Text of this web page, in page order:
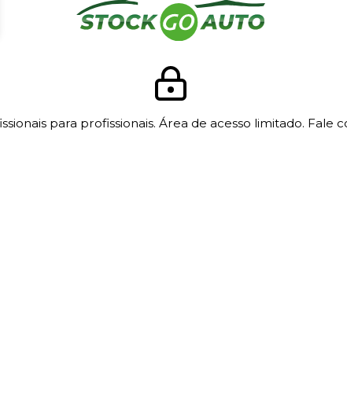
para profissionais. Área de acesso limitado. Fale